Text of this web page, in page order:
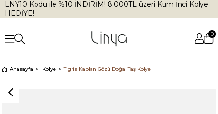
LNY10 Kodu ile %10 İNDİRİM! 8.000TL üzeri Kum İnci Kolye
HEDİYE!
0
Anasayfa Kolye Tigris Kaplan Gözü Doğal Taş Kolye